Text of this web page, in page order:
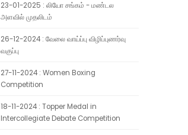
23-01-2025 : லியோ சங்கம் - மண்டல
அளவில் முதலிடம்
26-12-2024 : வேலை வாய்ப்பு விழிப்புணர்வு
வகுப்பு
27-11-2024 : Women Boxing
Competition
18-11-2024 : Topper Medal in
Intercollegiate Debate Competition